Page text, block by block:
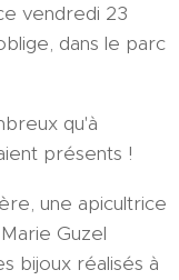
vendredi 23
dans le parc
qu'à
présents !
une apicultrice
Guzel
bijoux réalisés à